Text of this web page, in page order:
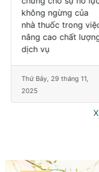
không ngừng của
nhà thuốc trong việc
nâng cao chất lượng
dịch vụ
Thứ Bảy, 29 tháng 11,
2025